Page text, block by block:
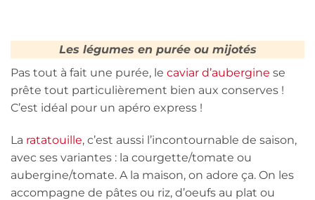
Les légumes en purée ou mijotés
Pas tout à fait une purée, le caviar d’aubergine se
prête tout particulièrement bien aux conserves !
C’est idéal pour un apéro express !
La ratatouille, c’est aussi l’incontournable de saison,
avec ses variantes : la courgette/tomate ou
aubergine/tomate. A la maison, on adore ça. On les
accompagne de pâtes ou riz, d’oeufs au plat ou